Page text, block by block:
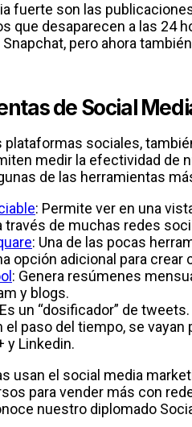
fuerte son las
que desaparecen a las 24
pero ahora
de Social
plataformas sociales,
medir la efectividad de
de las herramientas
: Permite ver en una
través de muchas redes
: Una de las pocas
opción adicional para
: Genera resúmenes
y blogs.
un “dosificador” de
el paso del tiempo, se
y Linkedin.
usan el social media
para vender más con
nuestro diplomado